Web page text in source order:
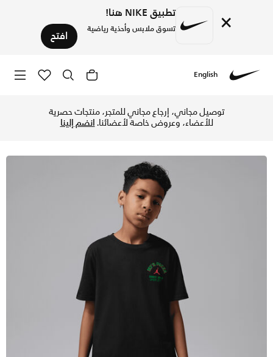
× تطبيق NIKE هنا!
تسوق ملابس وأحذية رياضية افتح
English
توصيل مجاني، إرجاع مجاني للمتجر، منتجات حصرية
للأعضاء، وعروض خاصة لأعضائنا.انضم إلينا